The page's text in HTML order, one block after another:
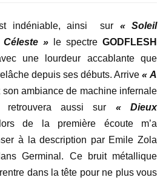
indéniable, ainsi sur « Soleil
Céleste » le spectre GODFLESH
une lourdeur accablante que
depuis ses débuts. Arrive « A
ambiance de machine infernale
retrouvera aussi sur « Dieux
de la première écoute m’a
à la description par Emile Zola
Germinal. Ce bruit métallique
dans la tête pour ne plus vous